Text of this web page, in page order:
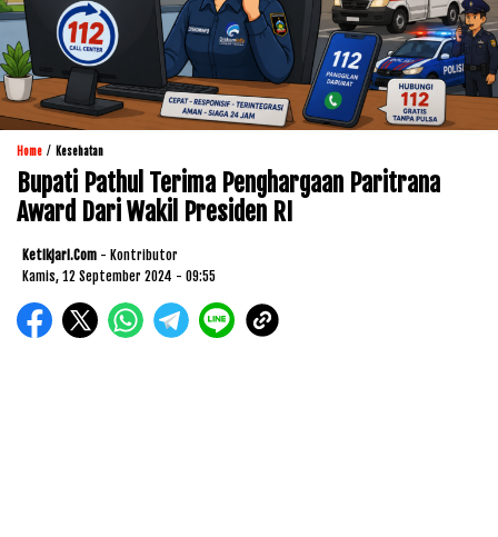
Home / Kesehatan
Bupati Pathul Terima Penghargaan Paritrana
Award Dari Wakil Presiden RI
Ketikjari.com - Kontributor
Kamis, 12 September 2024 - 09:55